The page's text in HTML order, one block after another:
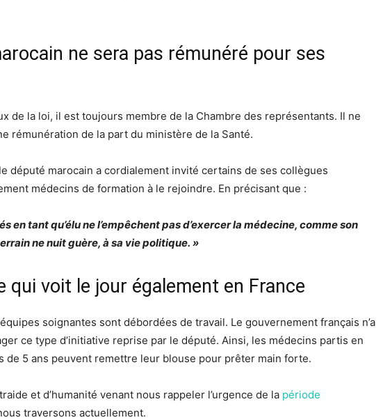
ne sera pas rémunéré pour ses
de la loi, il est toujours membre de la Chambre des représentants. Il ne
rémunération de la part du ministère de la Santé.
le député marocain a cordialement invité certains de ses collègues
médecins de formation à le rejoindre. En précisant que :
en tant qu’élu ne l’empêchent pas d’exercer la médecine, comme son
ne nuit guère, à sa vie politique. »
qui voit le jour également en France
soignantes sont débordées de travail. Le gouvernement français n’a
ce type d’initiative reprise par le député. Ainsi, les médecins partis en
de 5 ans peuvent remettre leur blouse pour prêter main forte.
et d’humanité venant nous rappeler l’urgence de la période
traversons actuellement.